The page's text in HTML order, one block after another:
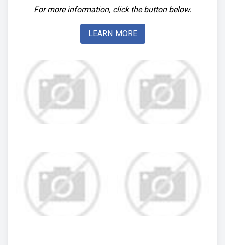
For more information, click the button below.
LEARN MORE